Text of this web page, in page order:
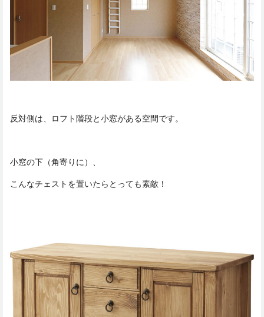
反対側は、ロフト階段と小窓がある空間です。
小窓の下（角寄りに）、
こんなチェストを置いたらとっても素敵！